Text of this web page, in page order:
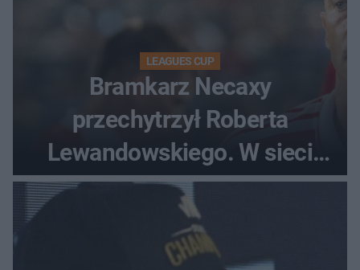
LEAGUES CUP
Bramkarz Necaxy
przechytrzył Roberta
Lewandowskiego. W sieci
krąży wideo z tego pojedynku